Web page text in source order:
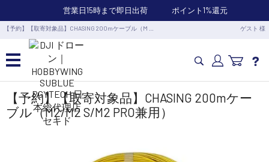
営業日15時まで即日出荷 ポイント1%還元
【予約】【取寄対象品】CHASING 200mケーブル（M … ゲスト 様
カメラドローン・生活家電
【予約】【取寄対象品】CHASING 200mケー
ブル（M2/M2 S/M2 PRO兼用）